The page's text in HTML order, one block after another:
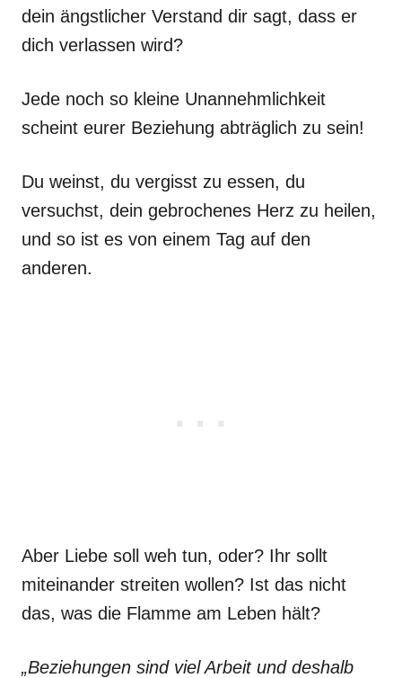
dein ängstlicher Verstand dir sagt, dass er
dich verlassen wird?
Jede noch so kleine Unannehmlichkeit
scheint eurer Beziehung abträglich zu sein!
Du weinst, du vergisst zu essen, du
versuchst, dein gebrochenes Herz zu heilen,
und so ist es von einem Tag auf den
anderen.
Aber Liebe soll weh tun, oder? Ihr sollt
miteinander streiten wollen? Ist das nicht
das, was die Flamme am Leben hält?
„Beziehungen sind viel Arbeit und deshalb